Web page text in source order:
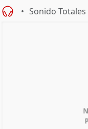
Sonido Totales